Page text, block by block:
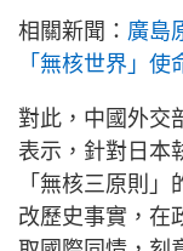
相關新聞： 廣島
「無核世界」使
對此，中國外交
表示，針對日本
「無核三原則
改歷史事實，在